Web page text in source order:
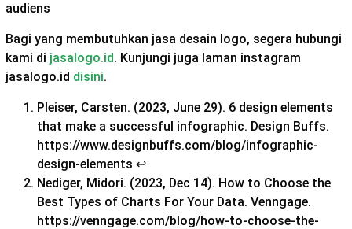
audiens
Bagi yang membutuhkan jasa desain logo, segera hubungi
kami di jasalogo.id. Kunjungi juga laman instagram
jasalogo.id disini.
Pleiser, Carsten. (2023, June 29). 6 design elements
that make a successful infographic. Design Buffs.
https://www.designbuffs.com/blog/infographic-
design-elements ↩︎
Nediger, Midori. (2023, Dec 14). How to Choose the
Best Types of Charts For Your Data. Venngage.
https://venngage.com/blog/how-to-choose-the-